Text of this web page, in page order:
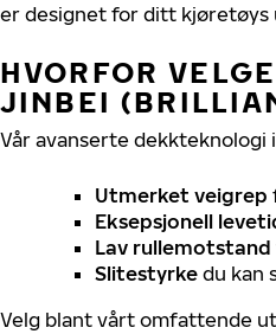
er designet for ditt kjøretøys
HVORFOR
JINBEI
Vår avanserte
Utmerket veigrep
Eksepsjonell
Lav rullemotstand
Slitestyrke du kan
Velg blant vårt omfattende